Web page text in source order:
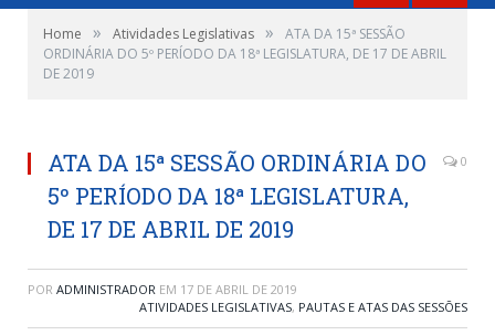
Home » Atividades Legislativas »
ATA DA 15ª SESSÃO
ORDINÁRIA DO 5º PERÍODO DA 18ª LEGISLATURA, DE 17 DE ABRIL
DE 2019
ATA DA 15ª SESSÃO ORDINÁRIA DO
5º PERÍODO DA 18ª LEGISLATURA,
DE 17 DE ABRIL DE 2019
0
POR ADMINISTRADOR EM 17 DE ABRIL DE 2019
ATIVIDADES LEGISLATIVAS, PAUTAS E ATAS DAS SESSÕES